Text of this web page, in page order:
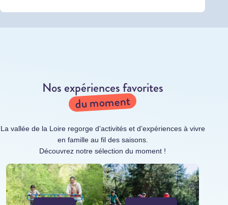
Nos expériences favorites
du moment
La vallée de la Loire regorge d’activités et d’expériences à vivre
en famille au fil des saisons.
Découvrez notre sélection du moment !